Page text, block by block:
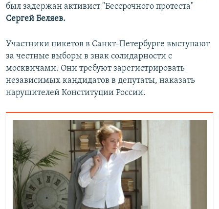
был задержан активист "Бессрочного протеста"
Сергей Беляев.
Участники пикетов в Санкт-Петербурге выступают
за честные выборы в знак солидарности с
москвичами. Они требуют зарегистрировать
независимых кандидатов в депутаты, наказать
нарушителей Конституции России.